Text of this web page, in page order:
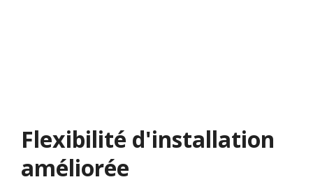
Flexibilité d'installation
améliorée